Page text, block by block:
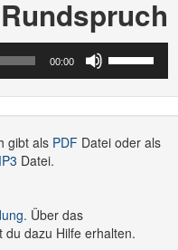
00:00
Hoch/Runter
Lautstärke
gibt als PDF Datei oder als
Datei.
Über das
du dazu Hilfe erhalten.